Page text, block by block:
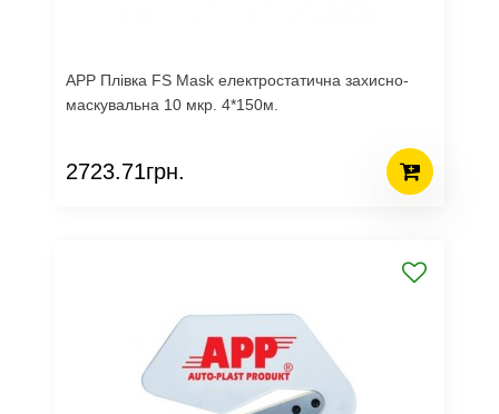
APP Плівка FS Mask електростатична захисно-
маскувальна 10 мкр. 4*150м.
2723.71грн.